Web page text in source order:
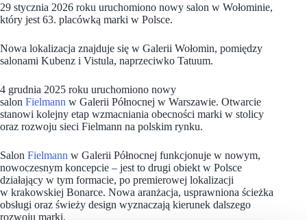
29 stycznia 2026 roku uruchomiono nowy salon w Wołominie,
który jest 63. placówką marki w Polsce.
Nowa lokalizacja znajduje się w Galerii Wołomin, pomiędzy
salonami Kubenz i Vistula, naprzeciwko Tatuum.
4 grudnia 2025 roku uruchomiono nowy
salon Fielmann w Galerii Północnej w Warszawie. Otwarcie
stanowi kolejny etap wzmacniania obecności marki w stolicy
oraz rozwoju sieci Fielmann na polskim rynku.
Salon Fielmann w Galerii Północnej funkcjonuje w nowym,
nowoczesnym koncepcie – jest to drugi obiekt w Polsce
działający w tym formacie, po premierowej lokalizacji
w krakowskiej Bonarce. Nowa aranżacja, usprawniona ścieżka
obsługi oraz świeży design wyznaczają kierunek dalszego
rozwoju marki.